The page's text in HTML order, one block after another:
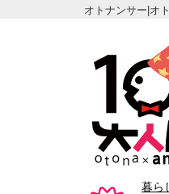
オトナンサー|オ
暮ら